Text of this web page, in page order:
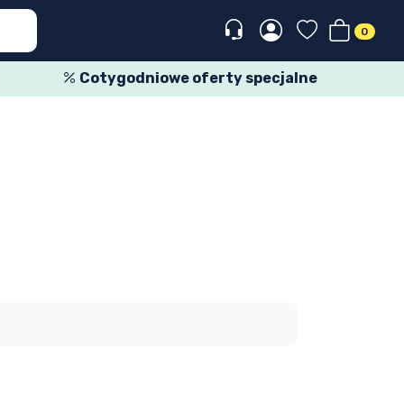
0
Cotygodniowe oferty specjalne